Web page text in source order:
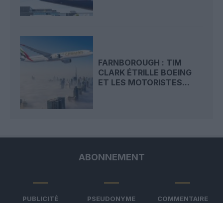
FARNBOROUGH : TIM
CLARK ÉTRILLE BOEING
ET LES MOTORISTES...
ABONNEMENT
PUBLICITÉ
PSEUDONYME
COMMENTAIRE